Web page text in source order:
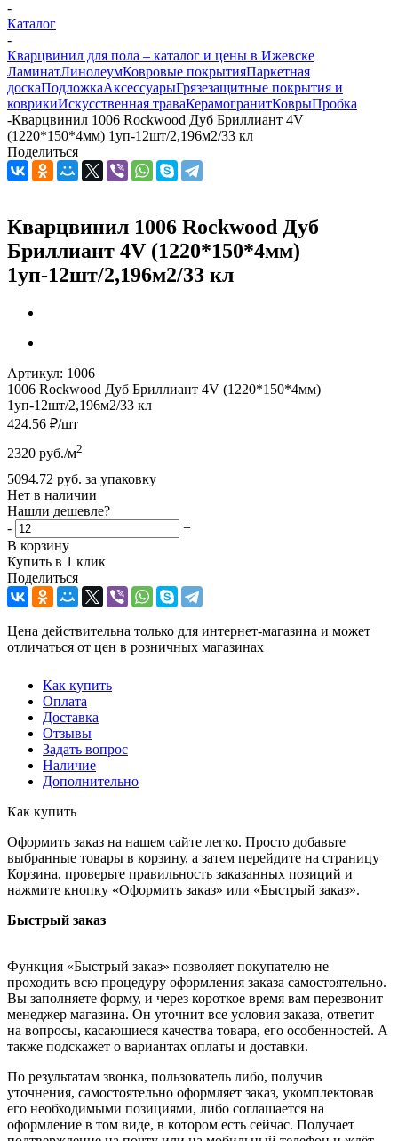
-
Каталог
-
Кварцвинил для пола – каталог и цены в Ижевске
ЛаминатЛинолеумКовровые покрытияПаркетная
доскаПодложкаАксессуарыГрязезащитные покрытия и
коврикиИскусственная траваКерамогранитКоврыПробка
-Кварцвинил 1006 Rockwood Дуб Бриллиант 4V
(1220*150*4мм) 1уп-12шт/2,196м2/33 кл
Поделиться
Кварцвинил 1006 Rockwood Дуб
Бриллиант 4V (1220*150*4мм)
1уп-12шт/2,196м2/33 кл
Артикул: 1006
1006 Rockwood Дуб Бриллиант 4V (1220*150*4мм)
1уп-12шт/2,196м2/33 кл
424.56 ₽/шт
2320 руб./м2
5094.72 руб. за упаковку
Нет в наличии
Нашли дешевле?
-
+
В корзину
Купить в 1 клик
Поделиться
Цена действительна только для интернет-магазина и может
отличаться от цен в розничных магазинах
Как купить
Оплата
Доставка
Отзывы
Задать вопрос
Наличие
Дополнительно
Как купить
Оформить заказ на нашем сайте легко. Просто добавьте
выбранные товары в корзину, а затем перейдите на страницу
Корзина, проверьте правильность заказанных позиций и
нажмите кнопку «Оформить заказ» или «Быстрый заказ».
Быстрый заказ
Функция «Быстрый заказ» позволяет покупателю не
проходить всю процедуру оформления заказа самостоятельно.
Вы заполняете форму, и через короткое время вам перезвонит
менеджер магазина. Он уточнит все условия заказа, ответит
на вопросы, касающиеся качества товара, его особенностей. А
также подскажет о вариантах оплаты и доставки.
По результатам звонка, пользователь либо, получив
уточнения, самостоятельно оформляет заказ, укомплектовав
его необходимыми позициями, либо соглашается на
оформление в том виде, в котором есть сейчас. Получает